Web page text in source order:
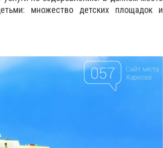
множество детских площадок и